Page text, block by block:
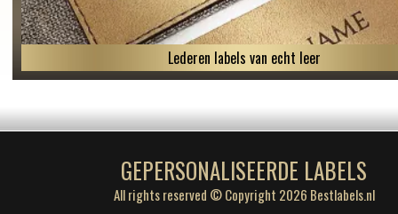
Lederen labels van echt leer
GEPERSONALISEERDE LABELS
All rights reserved © Copyright 2026 Bestlabels.nl